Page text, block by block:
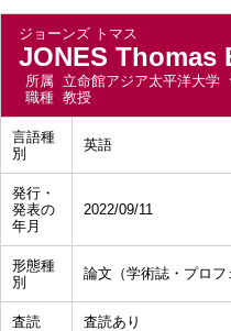
ジョーンズ トマス
JONES Thomas
所属 立命館アジア太平洋大学
職種 教授
言語種
別
英語
発行・
発表の
年月
2022/09/11
形態種
別
論文（学術誌・プロフ
査読 査読あり